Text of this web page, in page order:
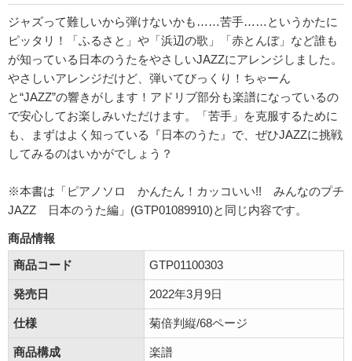
ジャズって難しいから弾けないかも……苦手……というかたに
ピッタリ！「ふるさと」や「浜辺の歌」「赤とんぼ」など誰も
が知っている日本のうたをやさしいJAZZにアレンジしました。
やさしいアレンジだけど、弾いてびっくり！ちゃーん
と“JAZZ”の響きがします！アドリブ部分も楽譜になっているの
で安心してお楽しみいただけます。「苦手」を克服するために
も、まずはよく知っている『日本のうた』で、ぜひJAZZに挑戦
してみるのはいかがでしょう？
※本書は「ピアノソロ かんたん！カッコいい!! みんなのプチ
JAZZ 日本のうた編」(GTP01089910)と同じ内容です。
商品情報
商品コード
GTP01100303
発売日 2022年3月9日
仕様 菊倍判縦/68ページ
商品構成 楽譜